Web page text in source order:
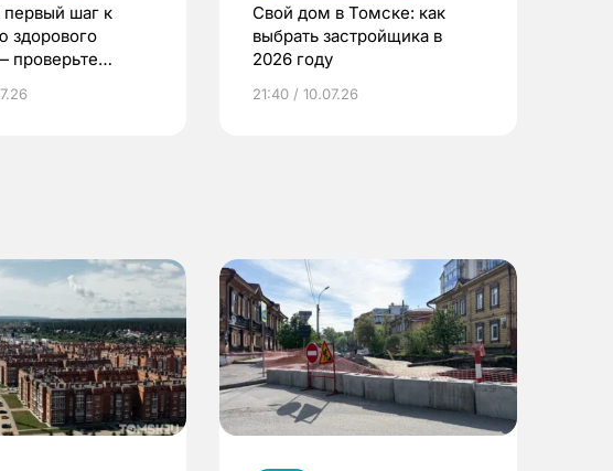
первый шаг к
здорового
Свой дом в Томске: как
выбрать застройщика в
2026 году
21:40 / 10.07.26